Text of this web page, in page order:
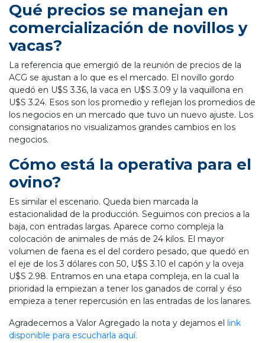
Qué precios se manejan en
comercialización de novillos y
vacas?
La referencia que emergió de la reunión de precios de la
ACG se ajustan a lo que es el mercado. El novillo gordo
quedó en U$S 3.36, la vaca en U$S 3.09 y la vaquillona en
U$S 3.24. Esos son los promedio y reflejan los promedios de
los negocios en un mercado que tuvo un nuevo ajuste. Los
consignatarios no visualizamos grandes cambios en los
negocios.
Cómo está la operativa para el
ovino?
Es similar el escenario. Queda bien marcada la
estacionalidad de la producción. Seguimos con precios a la
baja, con entradas largas. Aparece como compleja la
colocación de animales de más de 24 kilos. El mayor
volumen de faena es el del cordero pesado, que quedó en
el eje de los 3 dólares con 50, U$S 3.10 el capón y la oveja
U$S 2.98. Entramos en una etapa compleja, en la cual la
prioridad la empiezan a tener los ganados de corral y éso
empieza a tener repercusión en las entradas de los lanares.
Agradecemos a Valor Agregado la nota y dejamos el link
disponible para escucharla aquí.